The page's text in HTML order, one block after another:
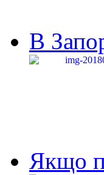
В
Якщо